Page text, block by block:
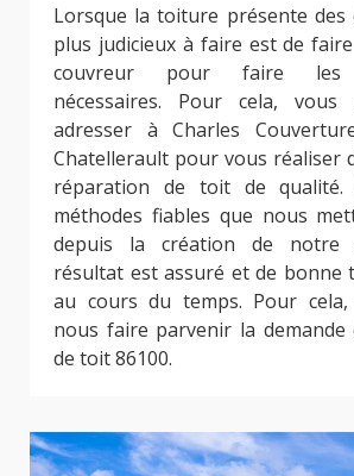
Lorsque la toiture présente des
plus judicieux à faire est de
couvreur pour faire les
nécessaires. Pour cela, vous
adresser à Charles
Chatellerault pour vous réaliser
réparation de toit de qualité.
méthodes fiables que nous
depuis la création de notre
résultat est assuré et de bonne
au cours du temps. Pour
nous faire parvenir la
de toit 86100.